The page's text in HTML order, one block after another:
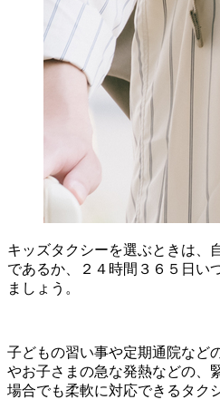
キッズタクシーを選ぶときは、
であるか、２４時間３６５日い
ましょう。
子どもの習い事や定期通院など
やお子さまの急な発熱などの、
場合でも柔軟に対応できるタク